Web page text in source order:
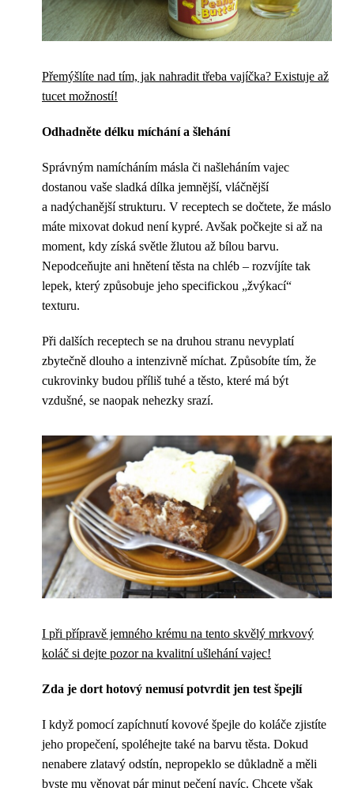
Přemýšlíte nad tím, jak nahradit třeba vajíčka? Existuje až
tucet možností!
Odhadněte délku míchání a šlehání
Správným namícháním másla či našleháním vajec
dostanou vaše sladká dílka jemnější, vláčnější
a nadýchanější strukturu. V receptech se dočtete, že máslo
máte mixovat dokud není kypré. Avšak počkejte si až na
moment, kdy získá světle žlutou až bílou barvu.
Nepodceňujte ani hnětení těsta na chléb – rozvíjíte tak
lepek, který způsobuje jeho specifickou „žvýkací“
texturu.
Při dalších receptech se na druhou stranu nevyplatí
zbytečně dlouho a intenzivně míchat. Způsobíte tím, že
cukrovinky budou příliš tuhé a těsto, které má být
vzdušné, se naopak nehezky srazí.
I při přípravě jemného krému na tento skvělý mrkvový
koláč si dejte pozor na kvalitní ušlehání vajec!
Zda je dort hotový nemusí potvrdit jen test špejlí
I když pomocí zapíchnutí kovové špejle do koláče zjistíte
jeho propečení, spoléhejte také na barvu těsta. Dokud
nenabere zlatavý odstín, nepropeklo se důkladně a měli
byste mu věnovat pár minut pečení navíc. Chcete však